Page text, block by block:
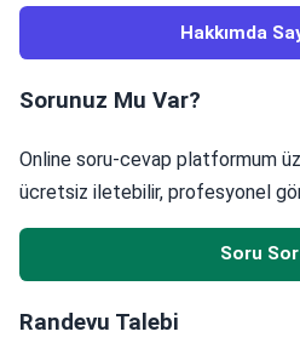
Hakkımda
Sorunuz Mu Var?
Online soru-cevap platformum
ücretsiz iletebilir, profesyonel
Soru Sor
Randevu Talebi